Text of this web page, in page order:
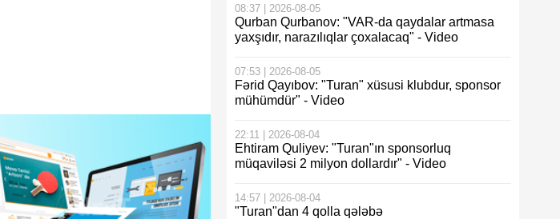
08:37 | 2026-08-05
Qurban Qurbanov: "VAR-da qaydalar artmasa
yaxşıdır, narazılıqlar çoxalacaq" - Video
07:53 | 2026-08-05
Fərid Qayıbov: "Turan" xüsusi klubdur, sponsor
mühümdür" - Video
22:11 | 2026-08-04
Ehtiram Quliyev: "Turan"ın sponsorluq
müqaviləsi 2 milyon dollardır" - Video
14:57 | 2026-08-04
"Turan"dan 4 qolla qələbə